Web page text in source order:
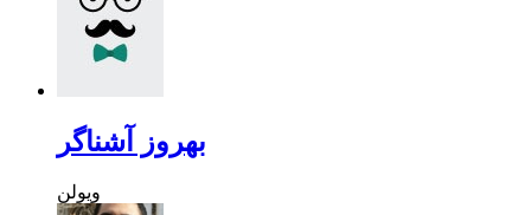
بهروز آشناگر
ویولن